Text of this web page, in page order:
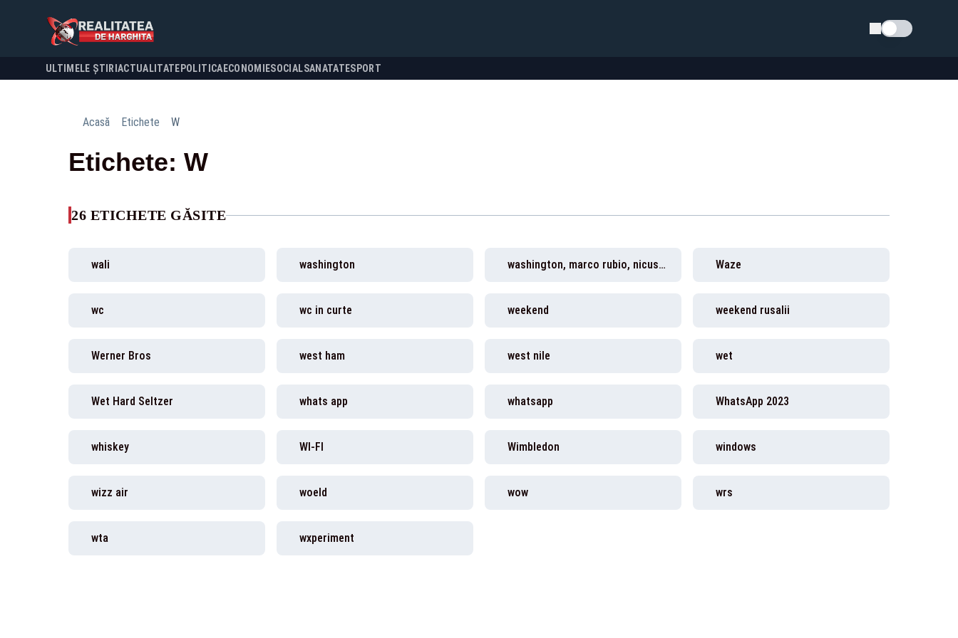
Schimba tema
ULTIMELE ȘTIRI ACTUALITATE POLITICA ECONOMIESOCIALSANATATESPORT
Acasă Etichete W
Etichete: W
26 ETICHETE GĂSITE
wali washington washington, marco rubio, nicusor dan, vizita, bucuresti Waze
wc wc in curte weekend weekend rusalii
Werner Bros west ham west nile wet
Wet Hard Seltzer whats app whatsapp WhatsApp 2023
whiskey WI-FI Wimbledon windows
wizz air woeld wow wrs
wta wxperiment